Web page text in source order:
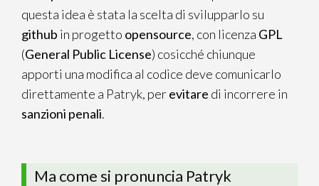
questa idea è stata la scelta di svilupparlo su
github in progetto opensource, con licenza GPL
(General Public License) cosicché chiunque
apporti una modifica al codice deve comunicarlo
direttamente a Patryk, perevitare di incorrere in
sanzioni penali.
Ma come si pronuncia Patryk